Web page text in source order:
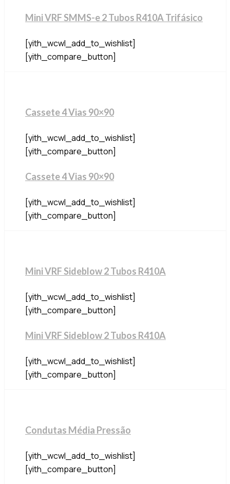
Mini VRF SMMS-e 2 Tubos R410A Trifásico
[yith_wcwl_add_to_wishlist]
[yith_compare_button]
Cassete 4 Vias 90×90
[yith_wcwl_add_to_wishlist]
[yith_compare_button]
Cassete 4 Vias 90×90
[yith_wcwl_add_to_wishlist]
[yith_compare_button]
Mini VRF Sideblow 2 Tubos R410A
[yith_wcwl_add_to_wishlist]
[yith_compare_button]
Mini VRF Sideblow 2 Tubos R410A
[yith_wcwl_add_to_wishlist]
[yith_compare_button]
Condutas Média Pressão
[yith_wcwl_add_to_wishlist]
[yith_compare_button]